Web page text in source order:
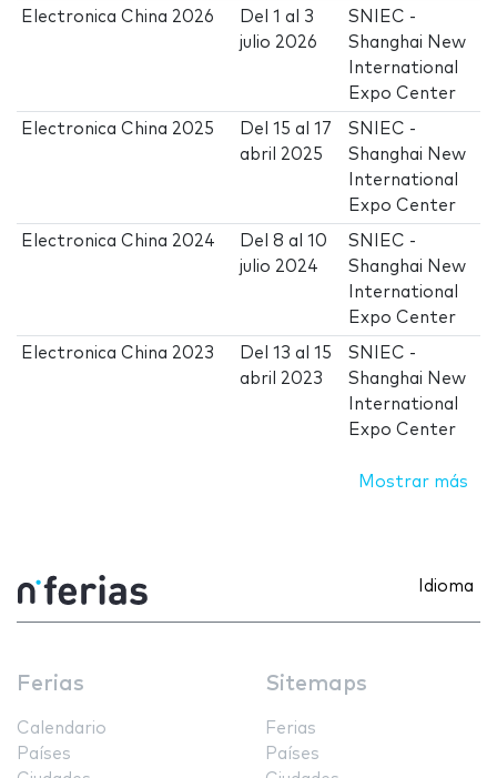
Electronica China 2026 Del1 al 3
julio 2026
SNIEC -
Shanghai New
International
Expo Center
Electronica China 2025 Del15 al17
abril 2025
SNIEC -
Shanghai New
International
Expo Center
Electronica China 2024 Del8 al10
julio 2024
SNIEC -
Shanghai New
International
Expo Center
Electronica China 2023 Del13 al15
abril 2023
SNIEC -
Shanghai New
International
Expo Center
Mostrar más
Idioma
Ferias
Calendario
Países
Sitemaps
Ferias
Países